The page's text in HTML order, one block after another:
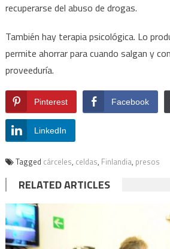
recuperarse del abuso de drogas.
También hay terapia psicológica. Lo
permite ahorrar para cuando salgan y
proveeduría.
Pinterest Facebook
LinkedIn
Tagged cárceles, celdas, Finlandia, presos
RELATED ARTICLES